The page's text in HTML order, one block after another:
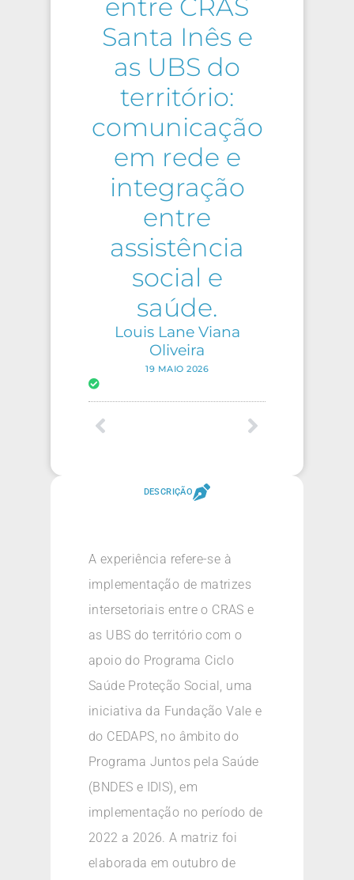
entre CRAS
Santa Inês e
as UBS do
território:
comunicação
em rede e
integração
entre
assistência
social e
saúde.
Louis Lane Viana
Oliveira
19 MAIO 2026
DESCRIÇÃO
A experiência refere-se à
implementação de matrizes
intersetoriais entre o CRAS e
as UBS do território com o
apoio do Programa Ciclo
Saúde Proteção Social, uma
iniciativa da Fundação Vale e
do CEDAPS, no âmbito do
Programa Juntos pela Saúde
(BNDES e IDIS), em
implementação no período de
2022 a 2026. A matriz foi
elaborada em outubro de